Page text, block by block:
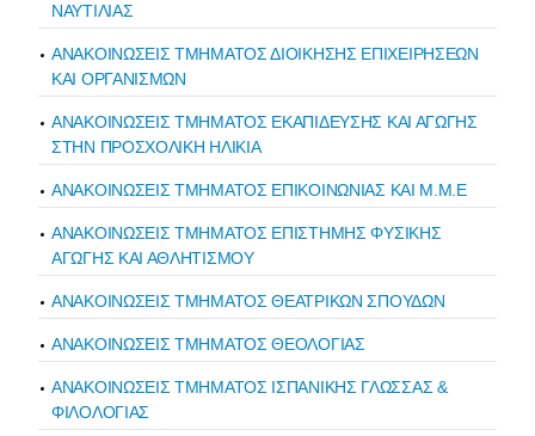
ΝΑΥΤΙΛΙΑΣ
ΑΝΑΚΟΙΝΩΣΕΙΣ ΤΜΗΜΑΤΟΣ ΔΙΟΙΚΗΣΗΣ ΕΠΙΧΕΙΡΗΣΕΩΝ
ΚΑΙ ΟΡΓΑΝΙΣΜΩΝ
ΑΝΑΚΟΙΝΩΣΕΙΣ ΤΜΗΜΑΤΟΣ ΕΚΑΠΙΔΕΥΣΗΣ ΚΑΙ ΑΓΩΓΗΣ
ΣΤΗΝ ΠΡΟΣΧΟΛΙΚΗ ΗΛΙΚΙΑ
ΑΝΑΚΟΙΝΩΣΕΙΣ ΤΜΗΜΑΤΟΣ ΕΠΙΚΟΙΝΩΝΙΑΣ ΚΑΙ Μ.Μ.Ε
ΑΝΑΚΟΙΝΩΣΕΙΣ ΤΜΗΜΑΤΟΣ ΕΠΙΣΤΗΜΗΣ ΦΥΣΙΚΗΣ
ΑΓΩΓΗΣ ΚΑΙ ΑΘΛΗΤΙΣΜΟΥ
ΑΝΑΚΟΙΝΩΣΕΙΣ ΤΜΗΜΑΤΟΣ ΘΕΑΤΡΙΚΩΝ ΣΠΟΥΔΩΝ
ΑΝΑΚΟΙΝΩΣΕΙΣ ΤΜΗΜΑΤΟΣ ΘΕΟΛΟΓΙΑΣ
ΑΝΑΚΟΙΝΩΣΕΙΣ ΤΜΗΜΑΤΟΣ ΙΣΠΑΝΙΚΗΣ ΓΛΩΣΣΑΣ &
ΦΙΛΟΛΟΓΙΑΣ